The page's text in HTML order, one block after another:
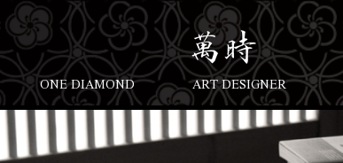
ONE DIAMOND ART DESIGNER